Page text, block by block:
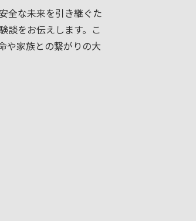
全な未来を引き継ぐた
談をお伝えします。こ
や家族との繋がりの大